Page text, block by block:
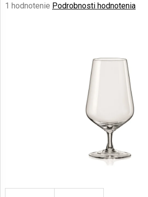
Priemerné
1 hodnotenie Podrobnosti hodnotenia